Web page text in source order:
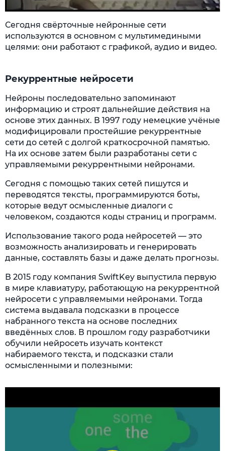
Сегодня свёрточные нейронные сети
используются в основном с мультимедиными
целями: они работают с графикой, аудио и видео.
Рекуррентные нейросети
Нейроны последовательно запоминают
информацию и строят дальнейшие действия на
основе этих данных. В 1997 году немецкие учёные
модифицировали простейшие рекуррентные
сети до сетей с долгой краткосрочной памятью.
На их основе затем были разработаны сети с
управляемыми рекуррентными нейронами.
Сегодня с помощью таких сетей пишутся и
переводятся тексты, программируются боты,
которые ведут осмысленные диалоги с
человеком, создаются коды страниц и программ.
Использование такого рода нейросетей — это
возможность анализировать и генерировать
данные, составлять базы и даже делать прогнозы.
В 2015 году компания SwiftKey выпустила первую
в мире клавиатуру, работающую на рекуррентной
нейросети с управляемыми нейронами. Тогда
система выдавала подсказки в процессе
набранного текста на основе последних
введённых слов. В прошлом году разработчики
обучили нейросеть изучать контекст
набираемого текста, и подсказки стали
осмысленными и полезными: